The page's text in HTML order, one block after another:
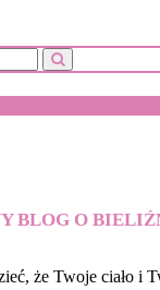
BLOG O
że Twoje ciało i